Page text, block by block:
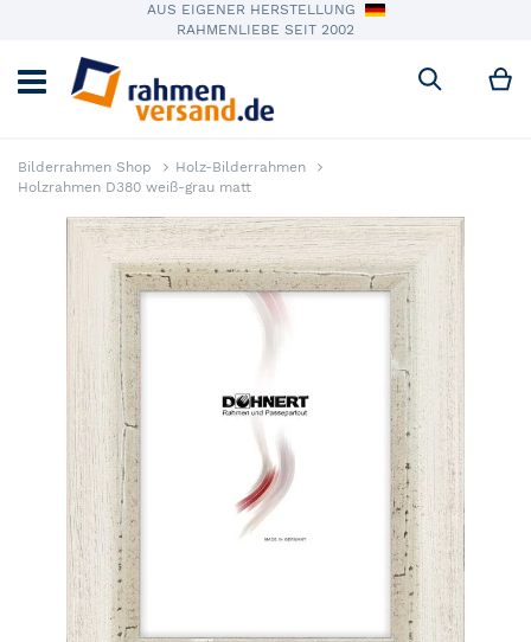
AUS EIGENER HERSTELLUNG
RAHMENLIEBE SEIT 2002
Suche
Bilderrahmen Shop
Holz-Bilderrahmen
Holzrahmen D380 weiß-grau matt
Zum Ende der Bildergalerie springen